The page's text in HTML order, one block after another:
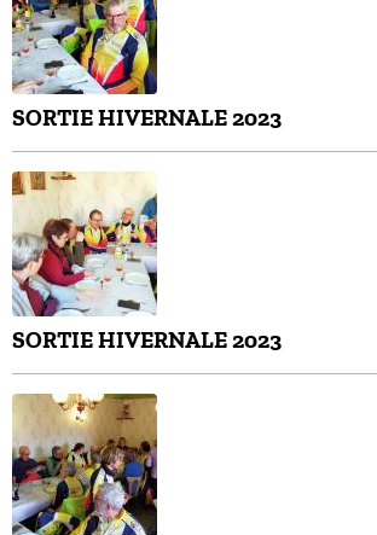
SORTIE HIVERNALE 2023
SORTIE HIVERNALE 2023